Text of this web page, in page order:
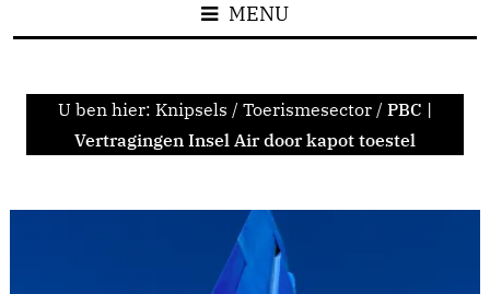
MENU
U ben hier: Knipsels / Toerismesector / PBC |
Vertragingen Insel Air door kapot toestel